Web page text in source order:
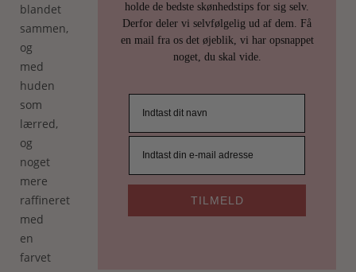
blandet
sammen,
og
med
huden
som
lærred,
og
noget
mere
raffineret
med
en
farvet
holde de bedste skønhedstips for sig selv.
Derfor deler vi selvfølgelig ud af dem. Få
en mail fra os det øjeblik, vi har opsnappet
noget, du skal vide.
TILMELD